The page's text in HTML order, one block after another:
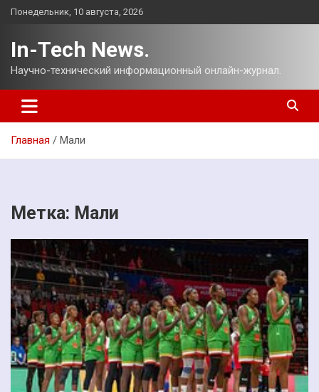
Перейти
Понедельник, 10 августа, 2026
In-Tech News.
Научно-технический информационный онлайн-журнал.
Главная Мали
Метка: Мали